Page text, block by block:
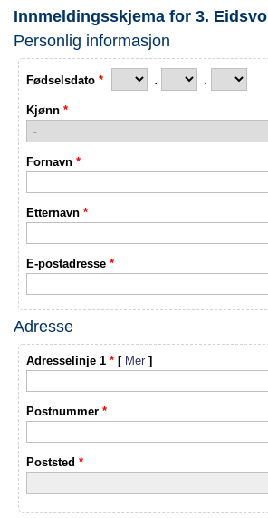
Innmeldingsskjema for 3.
Personlig informasjon
Fødselsdato * . .
Kjønn *
Fornavn *
Etternavn *
E-postadresse *
Adresse
Adresselinje 1 * [ Mer ]
Postnummer *
Poststed *